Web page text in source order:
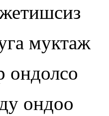
муктаж
ондолсо
ондоо